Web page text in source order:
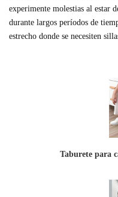
experimente molestias al estar
durante largos períodos de
estrecho donde se necesiten
Taburete para